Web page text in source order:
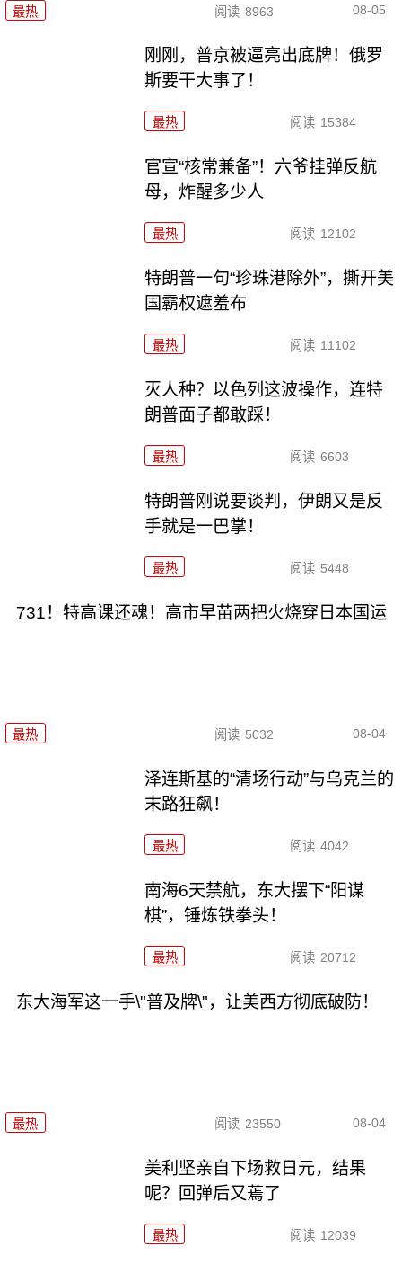
最热 阅读 8963 08-05
刚刚，普京被逼亮出底牌！俄罗
斯要干大事了！
最热 阅读 15384
官宣“核常兼备”！六爷挂弹反航
母，炸醒多少人
最热 阅读 12102
特朗普一句“珍珠港除外”，撕开美
国霸权遮羞布
最热 阅读 11102
灭人种？以色列这波操作，连特
朗普面子都敢踩！
最热 阅读 6603
特朗普刚说要谈判，伊朗又是反
手就是一巴掌！
最热 阅读 5448
731！特高课还魂！高市早苗两把火烧穿日本国运
最热 阅读 5032 08-04
泽连斯基的“清场行动”与乌克兰的
末路狂飙！
最热 阅读 4042
南海6天禁航，东大摆下“阳谋
棋”，锤炼铁拳头！
最热 阅读 20712
东大海军这一手\"普及牌\"，让美西方彻底破防！
最热 阅读 23550 08-04
美利坚亲自下场救日元，结果
呢？回弹后又蔫了
最热 阅读 12039